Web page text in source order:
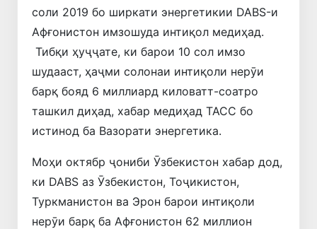
соли 2019 бо ширкати энергетикии DABS-и
Афғонистон имзошуда интиқол медиҳад.
Тибқи ҳуҷҷате, ки барои 10 сол имзо
шудааст, ҳаҷми солонаи интиқоли нерӯи
барқ ​​бояд 6 миллиард киловатт-соатро
ташкил диҳад, хабар медиҳад ТАСС бо
истинод ба Вазорати энергетика.
Моҳи октябр ҷониби Ӯзбекистон хабар дод,
ки DABS аз Ӯзбекистон, Тоҷикистон,
Туркманистон ва Эрон барои интиқоли
нерӯи барқ ​​ба Афғонистон 62 миллион